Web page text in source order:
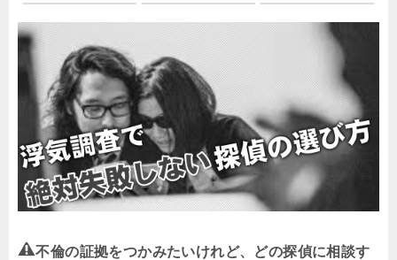
不倫の証拠をつかみたいけれど、どの探偵に相談す